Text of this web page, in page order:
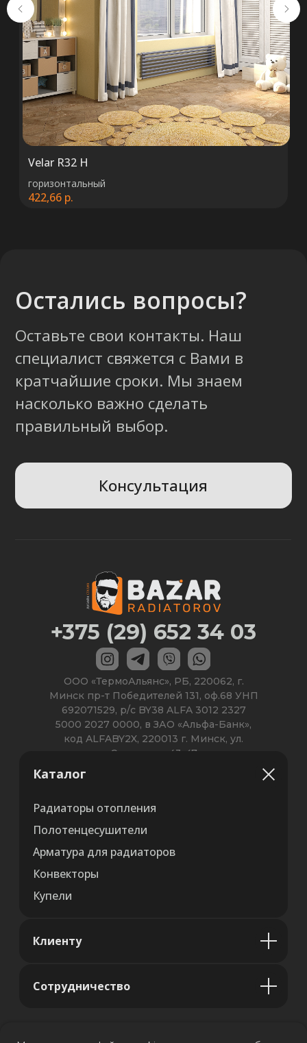
Velar R32 H
горизонтальный
422,66 р.
+375 (29) 652 34 03
ООО «ТермоАльянс», РБ, 220062, г.
Минск пр-т Победителей 131, оф.68 УНП
692071529, р/с BY38 ALFA 3012 2327
5000 2027 0000, в ЗАО «Альфа-Банк»,
код ALFABY2X, 220013 г. Минск, ул.
Сурганова, 43-47
Каталог
Радиаторы отопления
Полотенцесушители
Арматура для радиаторов
Конвекторы
Купели
Клиенту
Сотрудничество